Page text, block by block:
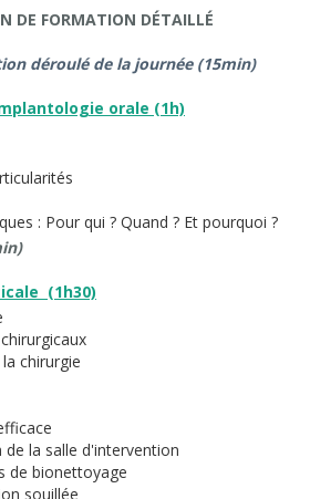
DE FORMATION DÉTAILLÉ
déroulé de la journée (15min)
orale (1h)
: Pour qui ? Quand ? Et pourquoi ?
(1h30)
chirurgie
la salle d'intervention
de bionettoyage
souillée